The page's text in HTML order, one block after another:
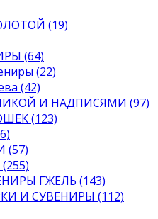
(19)
(64)
(22)
(42)
И НАДПИСЯМИ (97)
(123)
(57)
ГЖЕЛЬ (143)
И СУВЕНИРЫ (112)